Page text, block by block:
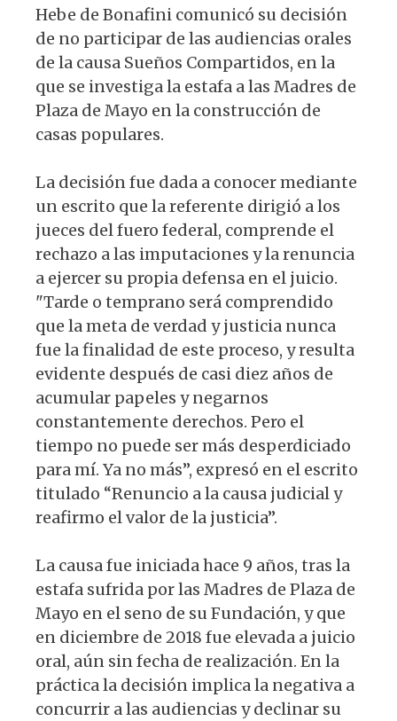
Hebe de Bonafini comunicó su decisión
de no participar de las audiencias orales
de la causa Sueños Compartidos, en la
que se investiga la estafa a las Madres de
Plaza de Mayo en la construcción de
casas populares.
La decisión fue dada a conocer mediante
un escrito que la referente dirigió a los
jueces del fuero federal, comprende el
rechazo a las imputaciones y la renuncia
a ejercer su propia defensa en el juicio.
"Tarde o temprano será comprendido
que la meta de verdad y justicia nunca
fue la finalidad de este proceso, y resulta
evidente después de casi diez años de
acumular papeles y negarnos
constantemente derechos. Pero el
tiempo no puede ser más desperdiciado
para mí. Ya no más”, expresó en el escrito
titulado “Renuncio a la causa judicial y
reafirmo el valor de la justicia”.
La causa fue iniciada hace 9 años, tras la
estafa sufrida por las Madres de Plaza de
Mayo en el seno de su Fundación, y que
en diciembre de 2018 fue elevada a juicio
oral, aún sin fecha de realización. En la
práctica la decisión implica la negativa a
concurrir a las audiencias y declinar su